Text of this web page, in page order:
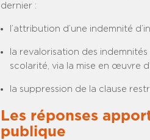
dernier :
l’attribution d’une indemnité
la revalorisation des
scolarité, via la mise en œuvre
la suppression de la clause
Les réponses
publique